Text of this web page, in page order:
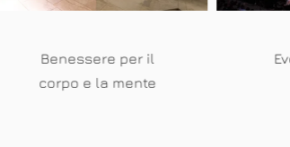
Benessere per il
corpo e la mente